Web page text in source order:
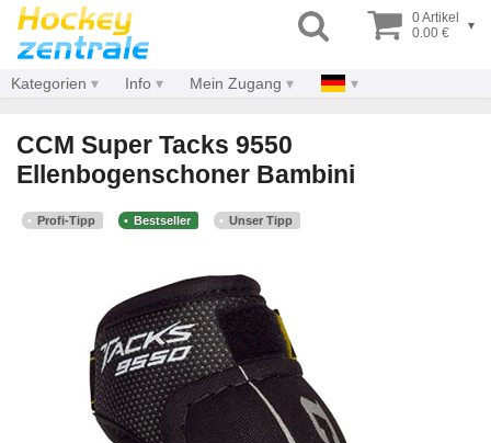
0 Artikel
0.00 €
▾
Kategorien Info Mein Zugang
CCM Super Tacks 9550
Ellenbogenschoner Bambini
Profi-Tipp Bestseller Unser Tipp